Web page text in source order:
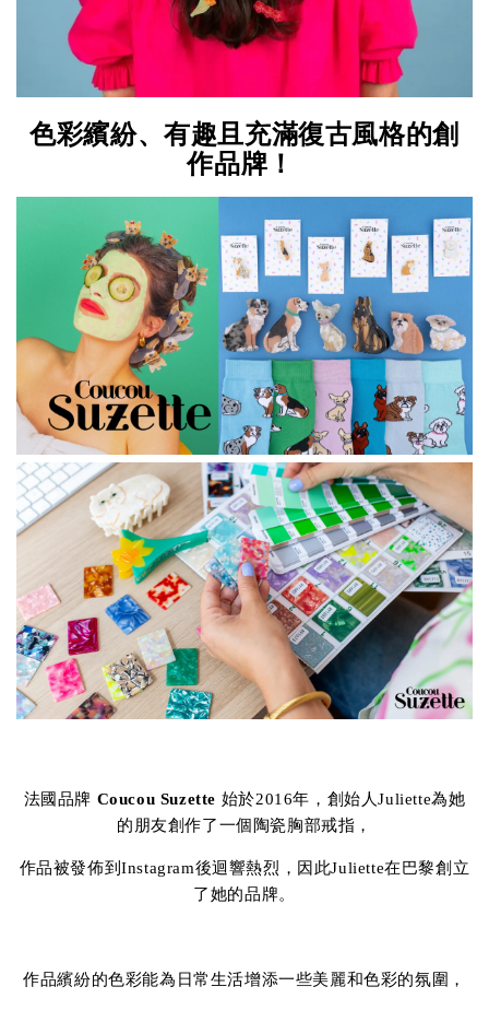
色彩繽紛、有趣且充滿復古風格的創
作品牌！
法國品牌 Coucou Suzette 始於2016年，創始人Juliette為她
的朋友創作了一個陶瓷胸部戒指，
作品被發佈到Instagram後迴響熱烈，因此Juliette在巴黎創立
了她的品牌。
作品繽紛的色彩能為日常生活增添一些美麗和色彩的氛圍，